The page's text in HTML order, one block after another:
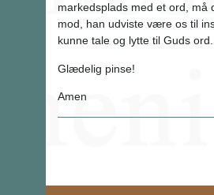
markedsplads med et ord, må
mod, han udviste være os til
kunne tale og lytte til Guds ord.
Glædelig pinse!
Amen